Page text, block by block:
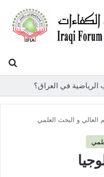
العالي و البحث العلمي